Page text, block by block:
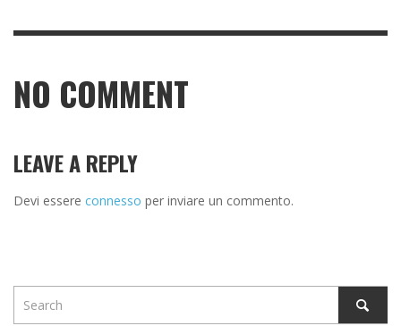
NO COMMENT
LEAVE A REPLY
Devi essere connesso per inviare un commento.